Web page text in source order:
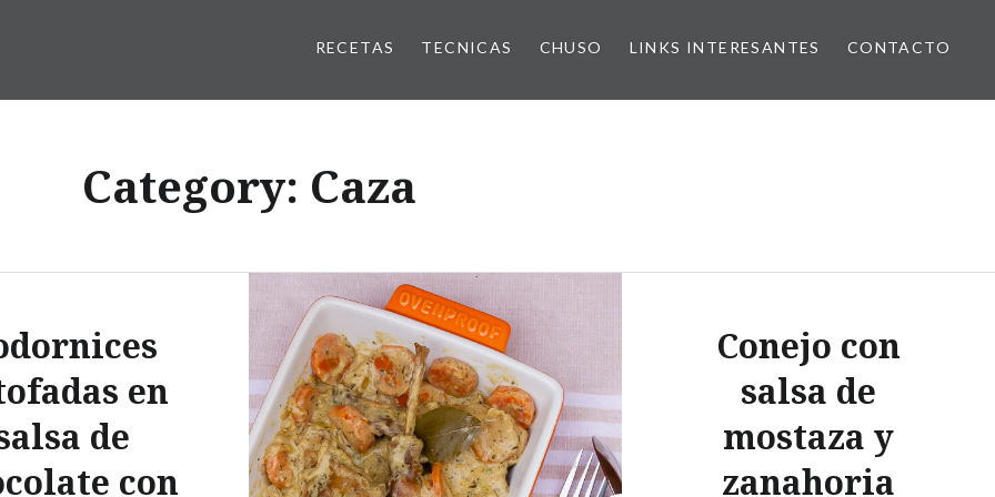
RECETAS TECNICAS CHUSO LINKS INTERESANTES CONTACTO
Category: Caza
en
de
con
Conejo con
salsa de
mostaza y
zanahoria